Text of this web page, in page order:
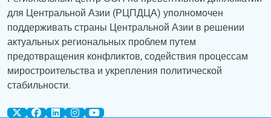
для Центральной Азии (РЦПДЦА) уполномочен
поддерживать страны Центральной Азии в решении
актуальных региональных проблем путем
предотвращения конфликтов, содействия процессам
миростроительства и укрепления политической
стабильности.